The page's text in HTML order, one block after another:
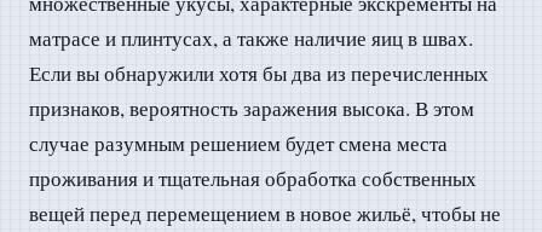
матрасе и плинтусах, а также наличие яиц в швах.
Если вы обнаружили хотя бы два из перечисленных
признаков, вероятность заражения высока. В этом
случае разумным решением будет смена места
проживания и тщательная обработка собственных
вещей перед перемещением в новое жильё, чтобы не